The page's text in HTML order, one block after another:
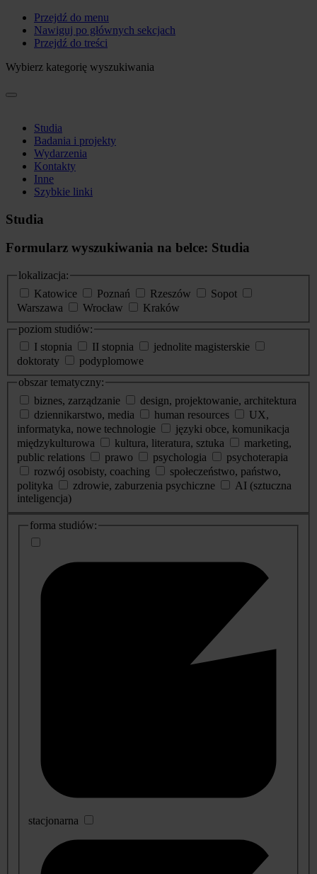
Przejdź do menu
Nawiguj po głównych sekcjach
Przejdź do treści
Wybierz kategorię wyszukiwania
Studia
Badania i projekty
Wydarzenia
Kontakty
Inne
Szybkie linki
Studia
Formularz wyszukiwania na belce: Studia
lokalizacja:
Katowice
Poznań Rzeszów
Sopot
Warszawa
Wrocław
Kraków
poziom studiów:
I stopnia
II stopnia
jednolite magisterskie
doktoraty
podyplomowe
obszar tematyczny:
biznes, zarządzanie
design, projektowanie, architektura
dziennikarstwo, media
human resources
UX,
informatyka, nowe technologie
języki obce, komunikacja
międzykulturowa
kultura, literatura, sztuka
marketing,
public relations
prawo psychologia
psychoterapia
rozwój osobisty, coaching
społeczeństwo, państwo,
polityka
zdrowie, zaburzenia psychiczne
AI (sztuczna
inteligencja)
dodatkowe
informacje
forma studiów:
stacjonarna